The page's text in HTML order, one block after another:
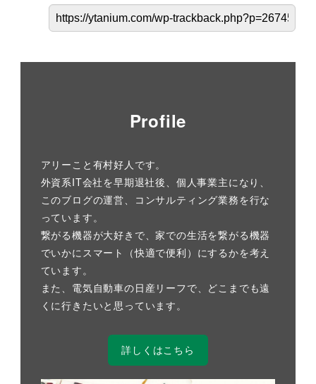
Profile
アリーこと有村好人です。
外資系IT会社を早期退社後、個人事業主になり、
このブログの運営、コンサルティング業務を行な
っています。
繋がる機器が大好きで、家での生活を繋がる機器
でいかにスマート（快適で便利）にするかを考え
ています。
また、電気自動車の日産リーフで、どこまでも遠
くに行きたいと思っています。
詳しくはこちら